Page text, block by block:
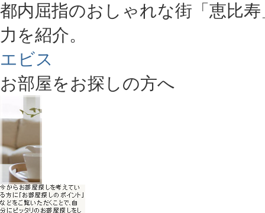
都内屈指のおしゃれな街「恵比
力を紹介。
エビス
お部屋をお探しの方へ